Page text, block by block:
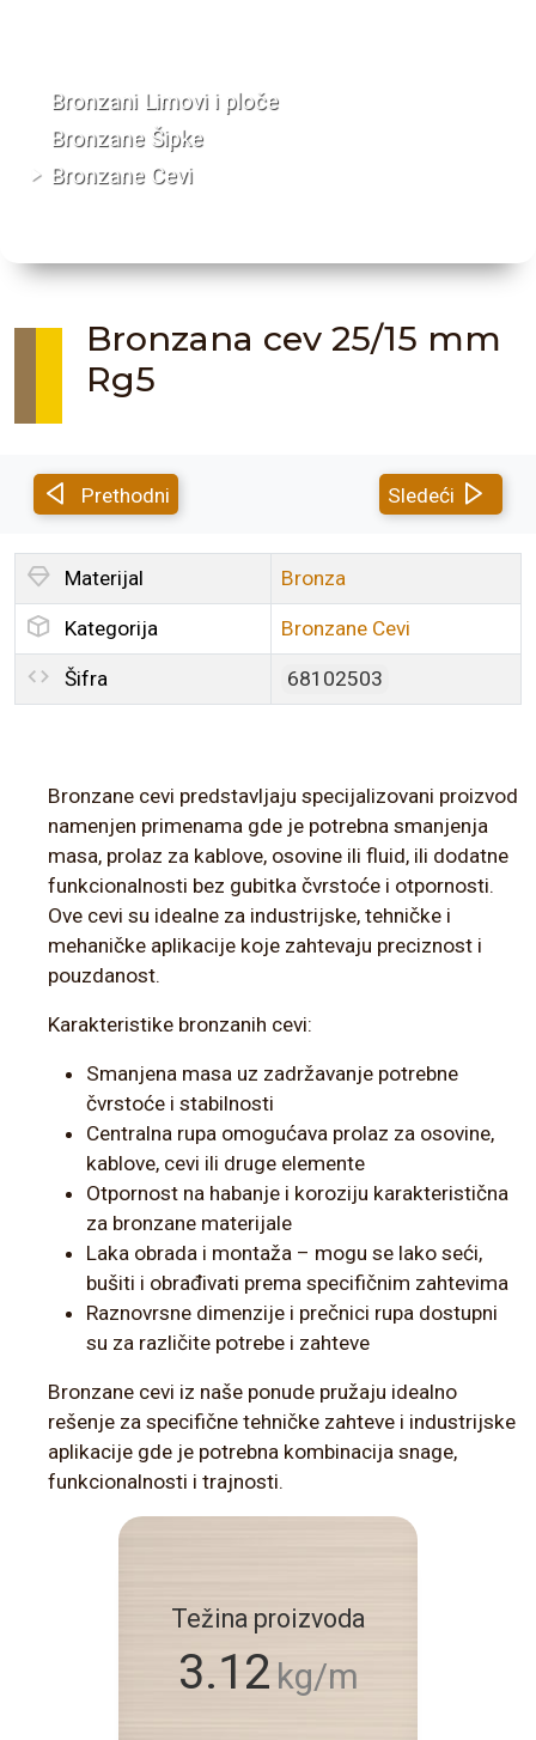
Bronzani Limovi i ploče
Bronzane Šipke
Bronzane Cevi
Bronzana cev 25/15 mm
Rg5
Prethodni Sledeći
Materijal Bronza
Kategorija Bronzane Cevi
Šifra 68102503
Bronzane cevi predstavljaju specijalizovani proizvod
namenjen primenama gde je potrebna smanjenja
masa, prolaz za kablove, osovine ili fluid, ili dodatne
funkcionalnosti bez gubitka čvrstoće i otpornosti.
Ove cevi su idealne za industrijske, tehničke i
mehaničke aplikacije koje zahtevaju preciznost i
pouzdanost.
Karakteristike bronzanih cevi:
Smanjena masa uz zadržavanje potrebne
čvrstoće i stabilnosti
Centralna rupa omogućava prolaz za osovine,
kablove, cevi ili druge elemente
Otpornost na habanje i koroziju karakteristična
za bronzane materijale
Laka obrada i montaža – mogu se lako seći,
bušiti i obrađivati prema specifičnim zahtevima
Raznovrsne dimenzije i prečnici rupa dostupni
su za različite potrebe i zahteve
Bronzane cevi iz naše ponude pružaju idealno
rešenje za specifične tehničke zahteve i industrijske
aplikacije gde je potrebna kombinacija snage,
funkcionalnosti i trajnosti.
Težina proizvoda
3.12 kg/m